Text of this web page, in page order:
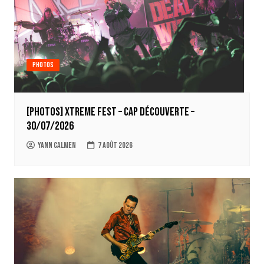
Photos
[Photos] Xtreme Fest – Cap découverte –
30/07/2026
Yann Calmen 7 août 2026